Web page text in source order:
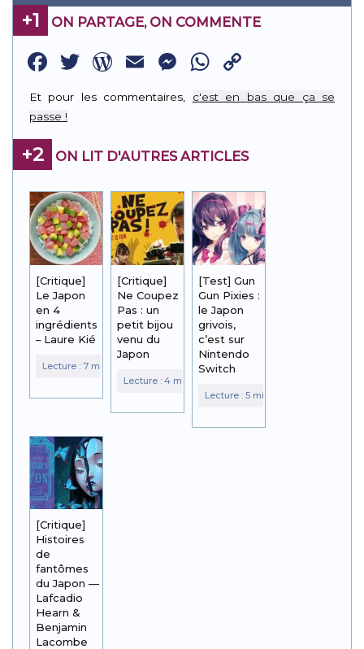
+1 ON PARTAGE, ON COMMENTE
Facebook
Twitter
WordPress
EmailMessenger
WhatsApp
Link
Et pour les commentaires, c'est en bas que ça se
passe !
+2 ON LIT D'AUTRES ARTICLES
[Critique]
Le Japon
en 4
ingrédients
– Laure Kié
[Critique]
Ne Coupez
Pas : un
petit bijou
venu du
Japon
[Test] Gun
Gun Pixies :
le Japon
grivois,
c’est sur
Nintendo
Switch
[Critique]
Histoires
de
fantômes
du Japon —
Lafcadio
Hearn &
Benjamin
Lacombe